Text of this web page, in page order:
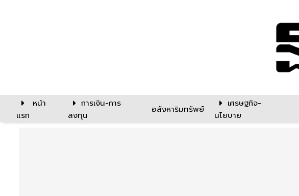
หน้า
แรก
การเงิน-การ
ลงทุน
อสังหาริมทรัพย์
เศรษฐกิจ-
นโยบาย